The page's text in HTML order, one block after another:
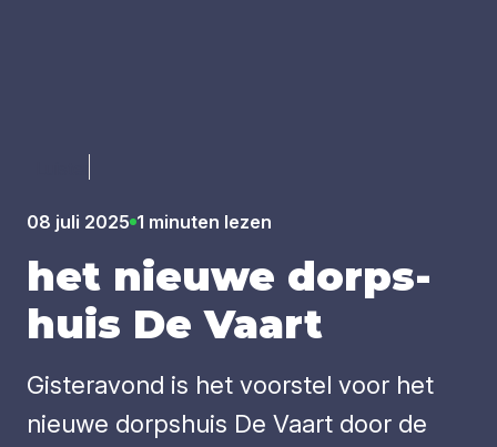
08 juli 2025 1 minuten lezen
het nieu­we dorps­
huis De Vaart
Gisteravond is het voorstel voor het
nieuwe dorpshuis De Vaart door de